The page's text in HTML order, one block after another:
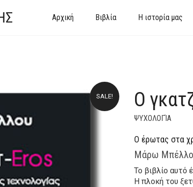
Αρχική Βιβλία Η ιστορία μας
SALE! Ο
ΨΥΧΟΛΟΓΊΑ
Ο έρωτας στα
Μάρω
Το βιβλίο αυτό
Η πλοκή του